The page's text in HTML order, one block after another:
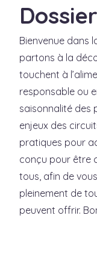
Bienvenue dans
partons à la
touchent à
responsable ou
saisonnalité des
enjeux des
pratiques pour
conçu pour être
tous, afin de
pleinement de
peuvent offrir.